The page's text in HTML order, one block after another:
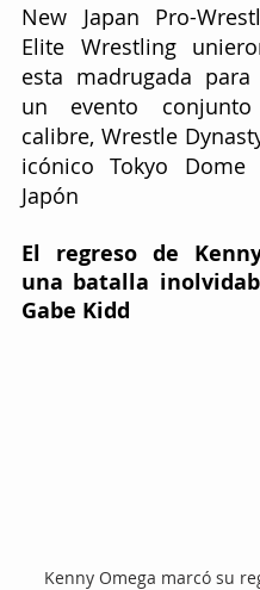
New Japan Pro-
Elite Wrestling
esta madrugada para
un evento
calibre, Wrestle
icónico Tokyo Dome
Japón
El regreso de
una batalla
Gabe Kidd
Kenny Omega marcó su